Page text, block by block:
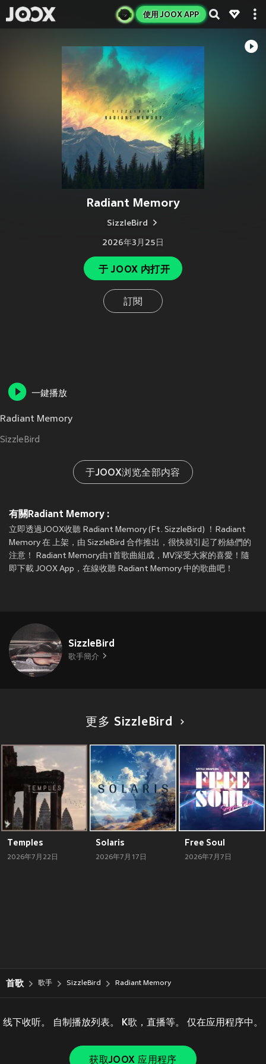
使用 JOOX APP
Radiant Memory
SizzleBird
2026年3月25日
于 JOOX 内打开
訂閱
一鍵播放
Radiant Memory
SizzleBird
于JOOX浏览全部内容
有關Radiant Memory :
立即透過JOOX收聽 Radiant Memory (Ft. SizzleBird) ！Radiant
Memory 在 上架，由 SizzleBird 合作推出，很快就引起了粉絲們的
注意！ Radiant Memory由1首歌曲組成，MV深受大家的喜愛！隨
即下載 JOOX App，在線收聽 Radiant Memory 中的歌曲吧！
SizzleBird
歌手簡介
更多 SizzleBird
Temples
2026年7月22日
Solaris
2026年7月17日
Free Soul
2026年7月7日
首歌 歌手 SizzleBird Radiant Memory
线下收听。 自制播放列表。 K歌，直播等。 仅在应用程序中。
获取JOOX 应用程序